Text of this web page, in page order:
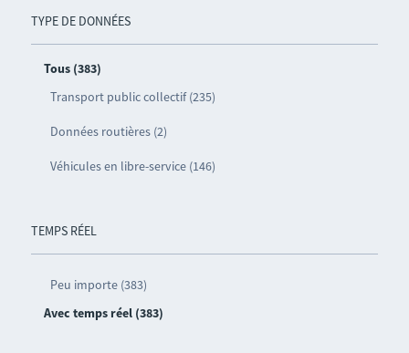
TYPE DE DONNÉES
Tous (383)
Transport public collectif (235)
Données routières (2)
Véhicules en libre-service (146)
TEMPS RÉEL
Peu importe (383)
Avec temps réel (383)